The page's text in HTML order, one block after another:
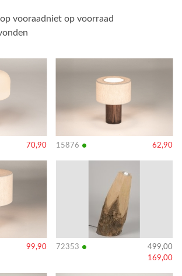
op vooraadniet op voorraad
70,90 15876 • 62,90
Bekijk
99,90 72353 •
499,00
169,00
Bekijk